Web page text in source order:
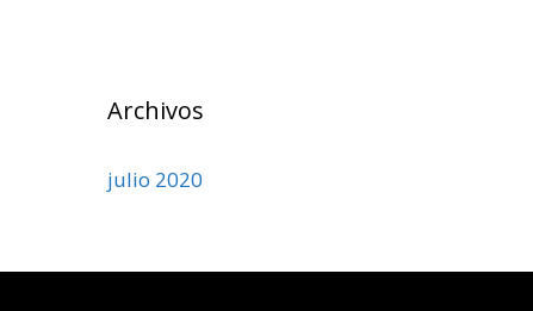
Archivos
julio 2020